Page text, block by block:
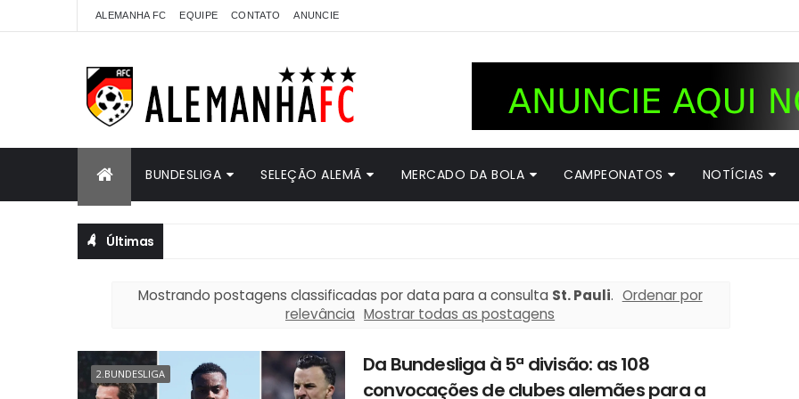
ALEMANHA FC EQUIPE CONTATO ANUNCIE
BUNDESLIGA SELEÇÃO ALEMÃ MERCADO DA BOLA CAMPEONATOS NOTÍCIAS
Últimas
Mostrando postagens classificadas por data para a consulta St. Pauli. Ordenar por
relevância Mostrar todas as postagens
2.BUNDESLIGA
Da Bundesliga à 5ª divisão: as 108
convocações de clubes alemães para a